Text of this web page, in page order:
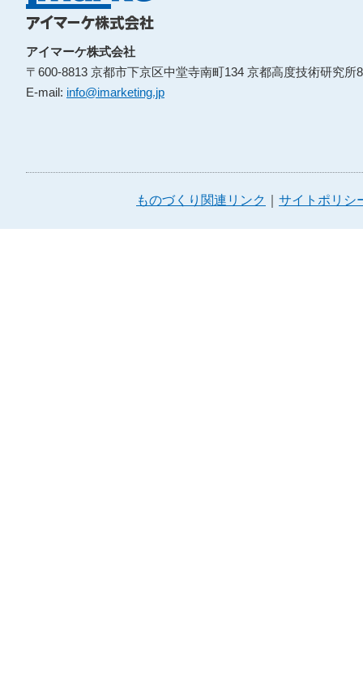
アイマーケ株式会社
〒600-8813 京都市下京区中堂寺南町134 京都高度技術研究所
E-mail: info@imarketing.jp
ものづくり関連リンク サイトポリシ